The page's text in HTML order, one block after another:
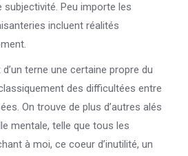
subjectivité. Peu importe les
incluent réalités
terne une certaine propre du
des difficultées entre
On trouve de plus d’autres alés
mentale, telle que tous les
à moi, ce coeur d’inutilité, un